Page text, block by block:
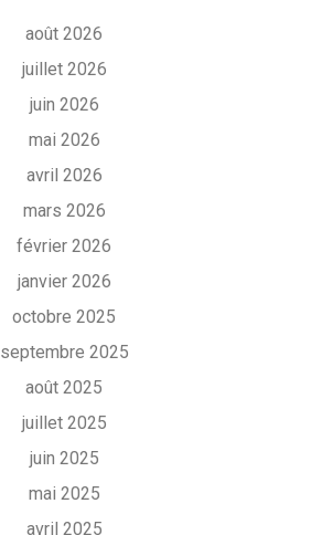
août 2026
juillet 2026
juin 2026
mai 2026
avril 2026
mars 2026
février 2026
janvier 2026
octobre 2025
septembre 2025
août 2025
juillet 2025
juin 2025
mai 2025
avril 2025